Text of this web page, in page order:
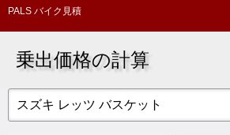
PALS バイク見積
乗出価格の計算
スズキ レッツ バスケット